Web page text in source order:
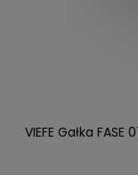
VIEFE Gałka